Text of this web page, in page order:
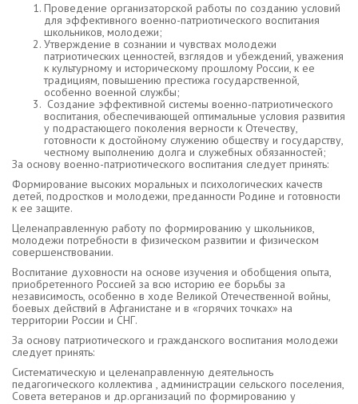
Проведение организаторской работы по созданию условий
для эффективного военно-патриотического воспитания
школьников, молодежи;
Утверждение в сознании и чувствах молодежи
патриотических ценностей, взглядов и убеждений, уважения
к культурному и историческому прошлому России, к ее
традициям, повышению престижа государственной,
особенно военной службы;
Создание эффективной системы военно-патриотического
воспитания, обеспечивающей оптимальные условия развития
у подрастающего поколения верности к Отечеству,
готовности к достойному служению обществу и государству,
честному выполнению долга и служебных обязанностей;
За основу военно-патриотического воспитания следует принять:
Формирование высоких моральных и психологических качеств
детей, подростков и молодежи, преданности Родине и готовности
к ее защите.
Целенаправленную работу по формированию у школьников,
молодежи потребности в физическом развитии и физическом
совершенствовании.
Воспитание духовности на основе изучения и обобщения опыта,
приобретенного Россией за всю историю ее борьбы за
независимость, особенно в ходе Великой Отечественной войны,
боевых действий в Афганистане и в «горячих точках» на
территории России и СНГ.
За основу патриотического и гражданского воспитания молодежи
следует принять:
Систематическую и целенаправленную деятельность
педагогического коллектива , администрации сельского поселения,
Совета ветеранов и др.организаций по формированию у